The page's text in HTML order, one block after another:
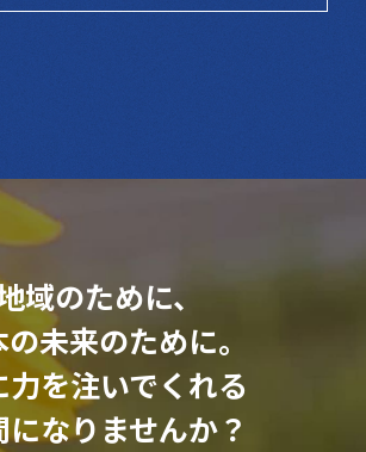
域のために、
未来のために。
力を注いでくれる
になりませんか？